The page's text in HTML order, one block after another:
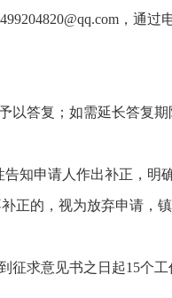
，通过
以答复；如需延长答复
知申请人作出补正，明
正的，视为放弃申请，
征求意见书之日起15个